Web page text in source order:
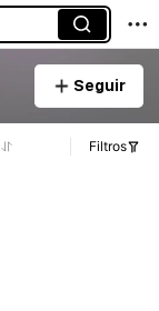
Seguir
Filtros